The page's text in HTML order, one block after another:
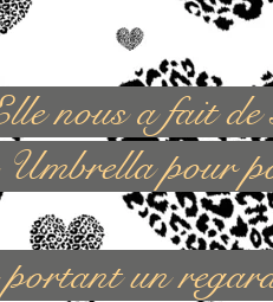
nous a fait de
pour
portant un